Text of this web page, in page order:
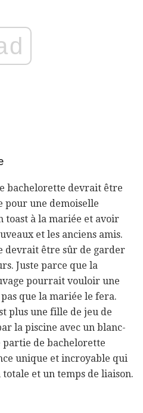
bachelorette devrait être
pour une demoiselle
à la mariée et avoir
et les anciens amis.
devrait être sûr de garder
Juste parce que la
pourrait vouloir une
que la mariée le fera.
plus une fille de jeu de
la piscine avec un blanc-
de bachelorette
unique et incroyable qui
et un temps de liaison.